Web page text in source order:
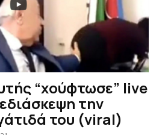
“χούφτωσε” live
την
του (viral)